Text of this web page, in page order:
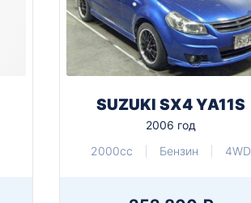
SUZUKI SX4 YA11S
2006 год
2000cc
Бензин 4WD